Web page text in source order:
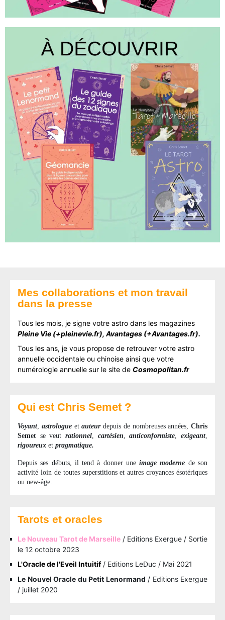
Mes collaborations et mon travail
dans la presse
Tous les mois, je signe votre astro dans les magazines
Pleine Vie (+pleinevie.fr), Avantages (+Avantages.fr).
Tous les ans, je vous propose de retrouver votre astro
annuelle occidentale ou chinoise ainsi que votre
numérologie annuelle sur le site de Cosmopolitan.fr
Qui est Chris Semet ?
Voyant, astrologueetauteurdepuis de nombreuses années, Chris
Semet se veutrationnel, cartésien,anticonformiste,exigeant,
rigoureux et pragmatique.
Depuis ses débuts, il tend à donner uneimage moderne de son
activité loin de toutes superstitions et autres croyances ésotériques
ou new-âge.
Tarots et oracles
Le Nouveau Tarot de Marseille / Editions Exergue / Sortie
le 12 octobre 2023
L'Oracle de l'Eveil Intuitif/ Editions LeDuc / Mai 2021
Le Nouvel Oracle du Petit Lenormand / Editions Exergue
/ juillet 2020